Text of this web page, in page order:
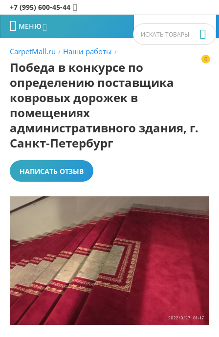
+7 (995) 600-45-44 
0


 МЕНЮ
CarpetMall.ru / Наши работы /
Победа в конкурсе по
определению поставщика
ковровых дорожек в
помещениях
административного здания, г.
Санкт-Петербург
НАПИСАТЬ ОТЗЫВ